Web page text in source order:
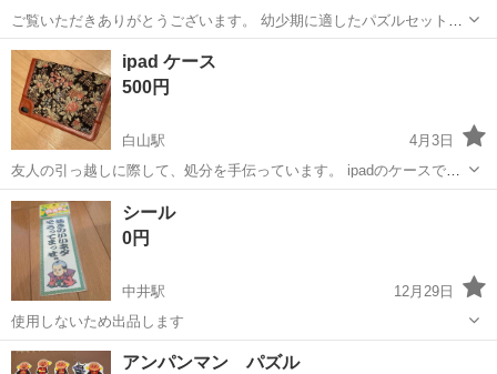
ご覧いただきありがとうございます。 幼少期に適したパズルセットで
す。 アンパンマン、カーズ、キティ、新幹線から 知育のひらがな、数
字、アルファベット、日本と世界地図 のパズルがあります。 アンパン
マンの1つ、ピースが一つない...
東京 文京区
ipad ケース
500円
白山駅
4月3日
友人の引っ越しに際して、処分を手伝っています。 ipadのケースで
す。中身は18*25cm、比較的状態は良く思います。3段階で角度を調節
可能。 白山駅エレベータ出入口付近でのお渡しです。
東京 文京区
シール
0円
中井駅
12月29日
使用しないため出品します
東京 文京区 中井駅
アンパンマン パズル